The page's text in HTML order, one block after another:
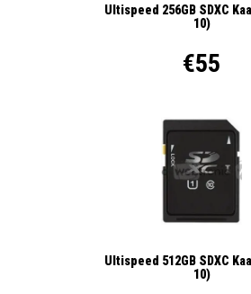
Ultispeed 256GB SDXC
10)
€55
Ultispeed 512GB SDXC
10)